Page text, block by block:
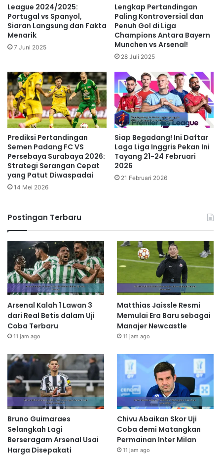
League 2024/2025:
Portugal vs Spanyol,
Siaran Langsung dan Fakta
Menarik
7 Juni 2025
Lengkap Pertandingan
Paling Kontroversial dan
Penuh Gol di Liga
Champions Antara Bayern
Munchen vs Arsenal!
28 Juli 2025
Prediksi Pertandingan
Semen Padang FC VS
Persebaya Surabaya 2026:
Strategi Serangan Cepat
yang Patut Diwaspadai
14 Mei 2026
Siap Begadang! Ini Daftar
Laga Liga Inggris Pekan Ini
Tayang 21-24 Februari
2026
21 Februari 2026
Postingan Terbaru
Arsenal Kalah 1 Lawan 3
dari Real Betis dalam Uji
Coba Terbaru
11 jam ago
Matthias Jaissle Resmi
Memulai Era Baru sebagai
Manajer Newcastle
11 jam ago
Bruno Guimaraes
Selangkah Lagi
Berseragam Arsenal Usai
Harga Disepakati
Chivu Abaikan Skor Uji
Coba demi Matangkan
Permainan Inter Milan
11 jam ago